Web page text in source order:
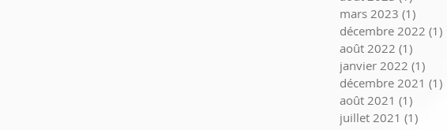
mars 2023 (1)
décembre 2022 (1)
août 2022 (1)
janvier 2022 (1)
décembre 2021 (1)
août 2021 (1)
juillet 2021 (1)